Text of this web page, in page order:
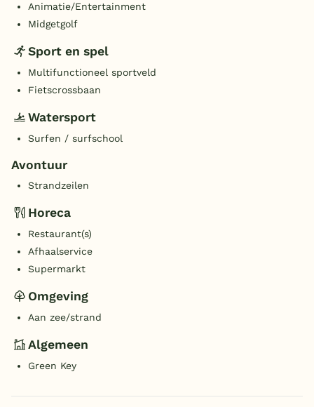
Animatie/Entertainment
Midgetgolf
Sport en spel
Multifunctioneel sportveld
Fietscrossbaan
Watersport
Surfen / surfschool
Avontuur
Strandzeilen
Horeca
Restaurant(s)
Afhaalservice
Supermarkt
Omgeving
Aan zee/strand
Algemeen
Green Key